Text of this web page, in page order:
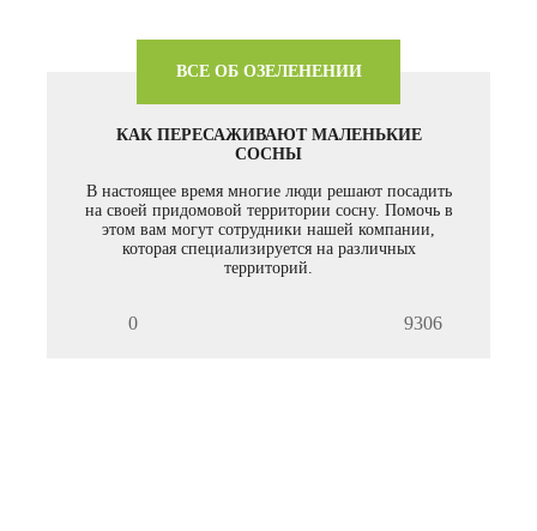
ВСЕ ОБ ОЗЕЛЕНЕНИИ
КАК ПЕРЕСАЖИВАЮТ МАЛЕНЬКИЕ
СОСНЫ
В настоящее время многие люди решают посадить
на своей придомовой территории сосну. Помочь в
этом вам могут сотрудники нашей компании,
которая специализируется на различных
территорий.
0 9306